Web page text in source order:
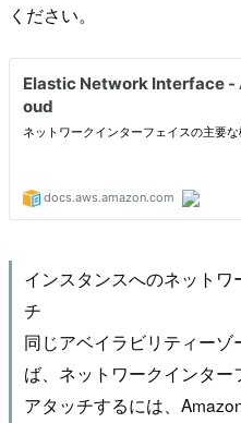
ください。
インスタンスへのネット
チ
同じアベイラビリティー
ば、ネットワークインター
アタッチするには、